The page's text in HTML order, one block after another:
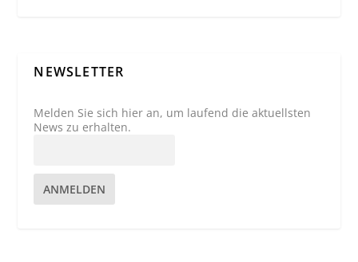
NEWSLETTER
Melden Sie sich hier an, um laufend die aktuellsten
News zu erhalten.
ANMELDEN